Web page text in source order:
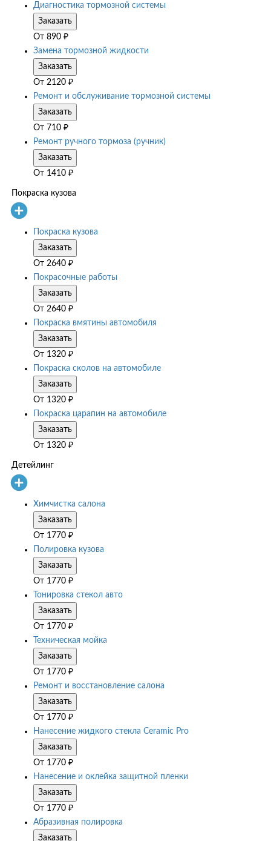
Диагностика тормозной системы
Заказать
От 890 ₽
Замена тормозной жидкости
Заказать
От 2120 ₽
Ремонт и обслуживание тормозной системы
Заказать
От 710 ₽
Ремонт ручного тормоза (ручник)
Заказать
От 1410 ₽
Покраска кузова
Покраска кузова
Заказать
От 2640 ₽
Покрасочные работы
Заказать
От 2640 ₽
Покраска вмятины автомобиля
Заказать
От 1320 ₽
Покраска сколов на автомобиле
Заказать
От 1320 ₽
Покраска царапин на автомобиле
Заказать
От 1320 ₽
Детейлинг
Химчистка салона
Заказать
От 1770 ₽
Полировка кузова
Заказать
От 1770 ₽
Тонировка стекол авто
Заказать
От 1770 ₽
Техническая мойка
Заказать
От 1770 ₽
Ремонт и восстановление салона
Заказать
От 1770 ₽
Нанесение жидкого стекла Ceramic Pro
Заказать
От 1770 ₽
Нанесение и оклейка защитной пленки
Заказать
От 1770 ₽
Абразивная полировка
Заказать